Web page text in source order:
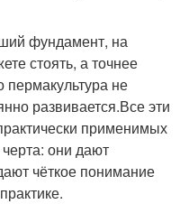
фундамент, на
стоять, а точнее
пермакультура не
развивается.Все эти
применимых
они дают
чёткое понимание